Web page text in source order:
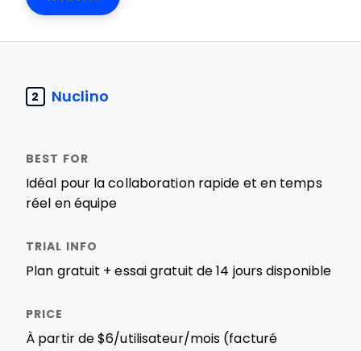
2 Nuclino
Idéal pour la collaboration rapide et en temps
réel en équipe
Plan gratuit + essai gratuit de 14 jours disponible
À partir de $6/utilisateur/mois (facturé